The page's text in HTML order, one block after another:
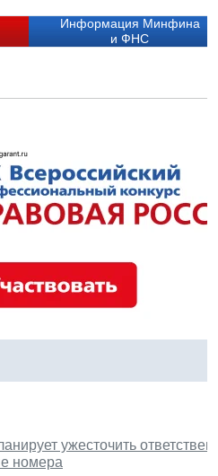
Информация Минфина
и ФНС
ужесточить
номера